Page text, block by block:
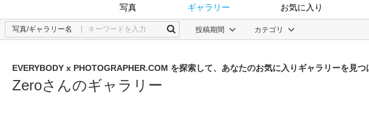
写真 ギャラリー お気に入り
写真/ギャラリー名 投稿期間 カテゴリ
EVERYBODY x PHOTOGRAPHER.COM を探索して、あなたのお気に入りギャラリーを見つ
Zeroさんのギャラリー